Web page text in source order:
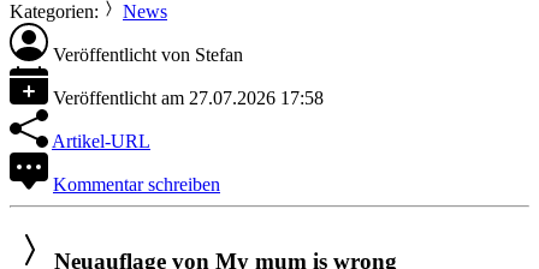
Kategorien: News
Veröffentlicht von Stefan
Veröffentlicht am 27.07.2026 17:58
Artikel-URL
Kommentar schreiben
Neuauflage von My mum is wrong